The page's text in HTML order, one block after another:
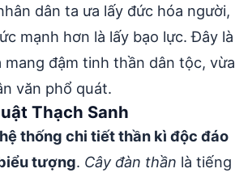
dân ta ưa lấy đức hóa người,
mạnh hơn là lấy bạo lực. Đây là
đậm tinh thần dân tộc, vừa
văn phổ quát.
Thạch Sanh
hệ thống chi tiết thần kì độc đáo
tượng. Cây đàn thần là tiếng